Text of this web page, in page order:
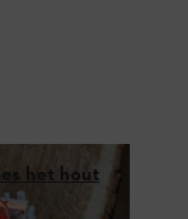
het hout